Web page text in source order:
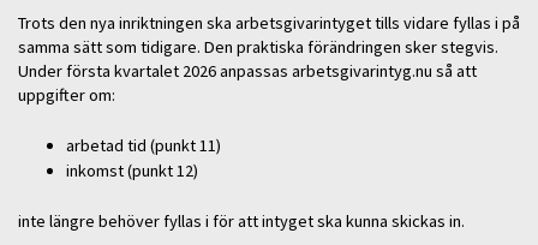
Trots den nya inriktningen ska arbetsgivarintyget tills vidare fyllas i på
samma sätt som tidigare. Den praktiska förändringen sker stegvis.
Under första kvartalet 2026 anpassas arbetsgivarintyg.nu så att
uppgifter om:
arbetad tid (punkt 11)
inkomst (punkt 12)
inte längre behöver fyllas i för att intyget ska kunna skickas in.